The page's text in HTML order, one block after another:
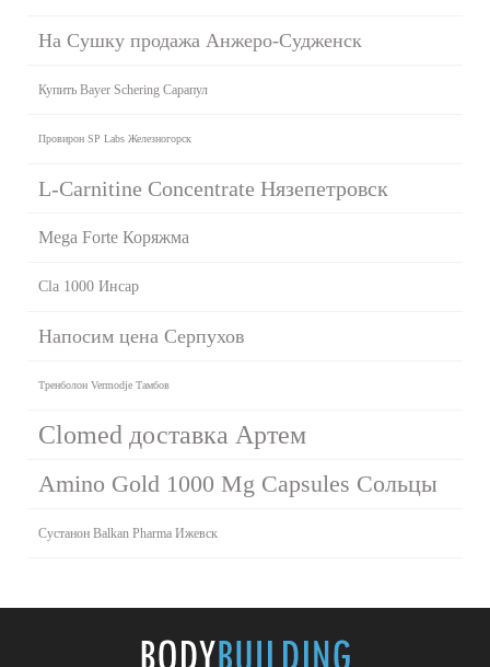
На Сушку продажа Анжеро-Судженск
Купить Bayer Schering Сарапул
Провирон SP Labs Железногорск
L-Carnitine Сoncentrate Нязепетровск
Mega Forte Коряжма
Cla 1000 Инсар
Напосим цена Серпухов
Тренболон Vermodje Тамбов
Clomed доставка Артем
Amino Gold 1000 Mg Capsules Сольцы
Сустанон Balkan Pharma Ижевск